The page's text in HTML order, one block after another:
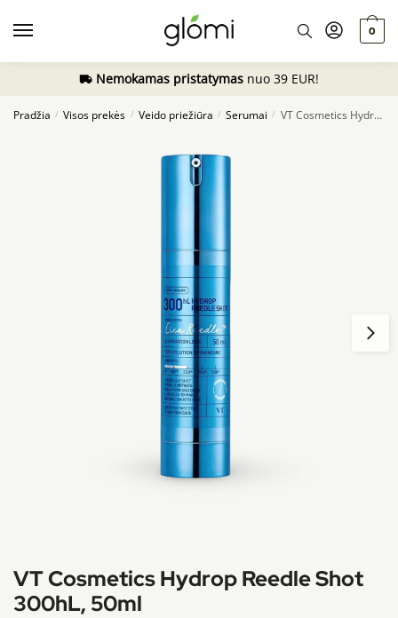
0
Nemokamas pristatymas nuo 39 EUR!
Pradžia / Visos prekės / Veido priežiūra / Serumai / VT Cosmetics Hydrop Reedle Shot 300hL, 50ml
VT Cosmetics Hydrop Reedle Shot
300hL, 50ml